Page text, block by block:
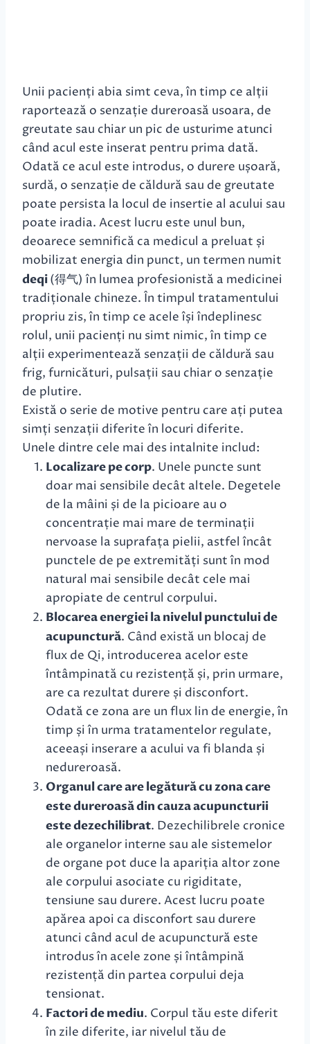
Unii pacienți abia simt ceva, în timp ce alții
raportează o senzație dureroasă usoara, de
greutate sau chiar un pic de usturime atunci
când acul este inserat pentru prima dată.
Odată ce acul este introdus, o durere ușoară,
surdă, o senzație de căldură sau de greutate
poate persista la locul de insertie al acului sau
poate iradia. Acest lucru este unul bun,
deoarece semnifică ca medicul a preluat și
mobilizat energia din punct, un termen numit
deqi(得气) în lumea profesionistă a medicinei
tradiționale chineze. În timpul tratamentului
propriu zis, în timp ce acele își îndeplinesc
rolul, unii pacienți nu simt nimic, în timp ce
alții experimentează senzații de căldură sau
frig, furnicături, pulsații sau chiar o senzație
de plutire.
Există o serie de motive pentru care ați putea
simți senzații diferite în locuri diferite.
Unele dintre cele mai des intalnite includ:
Localizare pe corp. Unele puncte sunt
doar mai sensibile decât altele. Degetele
de la mâini și de la picioare au o
concentrație mai mare de terminații
nervoase la suprafața pielii, astfel încât
punctele de pe extremități sunt în mod
natural mai sensibile decât cele mai
apropiate de centrul corpului.
Blocarea energiei la nivelul punctului de
acupunctură. Când există un blocaj de
flux de Qi, introducerea acelor este
întâmpinată cu rezistență și, prin urmare,
are ca rezultat durere și disconfort.
Odată ce zona are un flux lin de energie, în
timp și în urma tratamentelor regulate,
aceeași inserare a acului va fi blanda și
nedureroasă.
Organul care are legătură cu zona care
este dureroasă din cauza acupuncturii
este dezechilibrat. Dezechilibrele cronice
ale organelor interne sau ale sistemelor
de organe pot duce la apariția altor zone
ale corpului asociate cu rigiditate,
tensiune sau durere. Acest lucru poate
apărea apoi ca disconfort sau durere
atunci când acul de acupunctură este
introdus în acele zone și întâmpină
rezistență din partea corpului deja
tensionat.
Factori de mediu. Corpul tău este diferit
în zile diferite, iar nivelul tău de